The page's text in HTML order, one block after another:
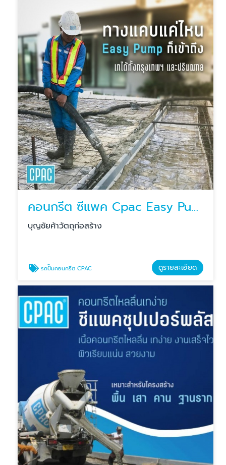
คอนกรีต ซีแพค Cpac Easy Pump
บุญชัยค้าวัตถุก่อสร้าง
รถปั๊มคอนกรีต CPAC ดูรายละเอียด